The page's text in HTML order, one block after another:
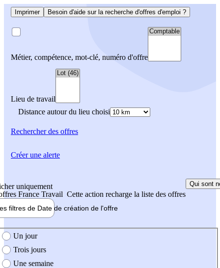
Imprimer Besoin d'aide sur la recherche d'offres d'emploi ?
Métier, compétence, mot-clé, numéro d'offre
Lieu de travail
Distance autour du lieu choisi
Rechercherdes offres
uniquement
France Travail Cette action recharge la liste des offres
Qui sont
filtres de Date de création de l'offre
création de l'offre
Un jour
Trois jours
Une semaine
Créer une alerte